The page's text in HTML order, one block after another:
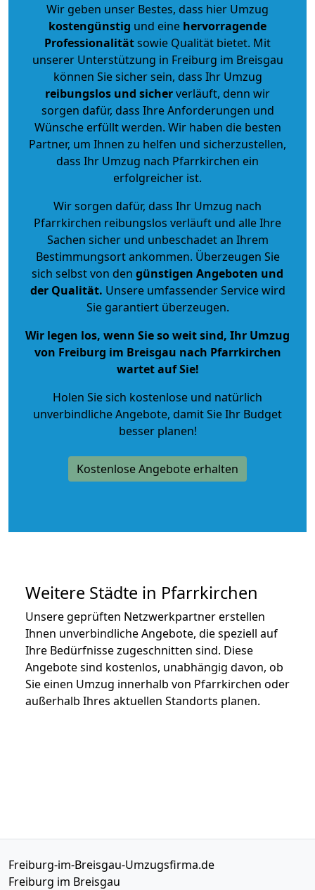
Wir geben unser Bestes, dass hier Umzug
kostengünstig und eine hervorragende
Professionalitätsowie Qualität bietet. Mit
unserer Unterstützung in Freiburg im Breisgau
können Sie sicher sein, dass Ihr Umzug
reibungslos und sicherverläuft, denn wir
sorgen dafür, dass Ihre Anforderungen und
Wünsche erfüllt werden. Wir haben die besten
Partner, um Ihnen zu helfen und sicherzustellen,
dass Ihr Umzug nach Pfarrkirchen ein
erfolgreicher ist.
Wir sorgen dafür, dass Ihr Umzug nach
Pfarrkirchen reibungslos verläuft und alle Ihre
Sachen sicher und unbeschadet an Ihrem
Bestimmungsort ankommen. Überzeugen Sie
sich selbst von den günstigen Angeboten und
der Qualität. Unsere umfassender Service wird
Sie garantiert überzeugen.
Wir legen los, wenn Sie so weit sind, Ihr Umzug
von Freiburg im Breisgau nach Pfarrkirchen
wartet auf Sie!
Holen Sie sich kostenlose und natürlich
unverbindliche Angebote, damit Sie Ihr Budget
besser planen!
Kostenlose Angebote erhalten
Weitere Städte in Pfarrkirchen
Unsere geprüften Netzwerkpartner erstellen
Ihnen unverbindliche Angebote, die speziell auf
Ihre Bedürfnisse zugeschnitten sind. Diese
Angebote sind kostenlos, unabhängig davon, ob
Sie einen Umzug innerhalb von Pfarrkirchen oder
außerhalb Ihres aktuellen Standorts planen.
Freiburg-im-Breisgau-Umzugsfirma.de
Freiburg im Breisgau